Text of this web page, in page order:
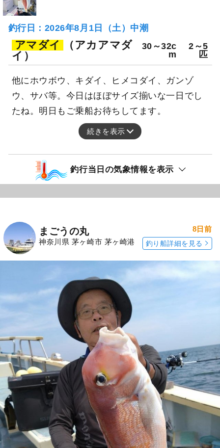
釣行日：2026年8月1日（土）中潮
アマダイ
（アカアマダ
イ）
30～32c
m
2～5
匹
他にホウボウ、キダイ、ヒメコダイ、ガンゾ
ウ、サバ等。今日はほぼサイズ揃いな一日でし
たね。明日もご乗船お待ちしてます。
続きを表示
釣行当日の気象情報を表示
まごうの丸
神奈川県 茅ヶ崎市 茅ヶ崎港
8日前
釣り船詳細を見る